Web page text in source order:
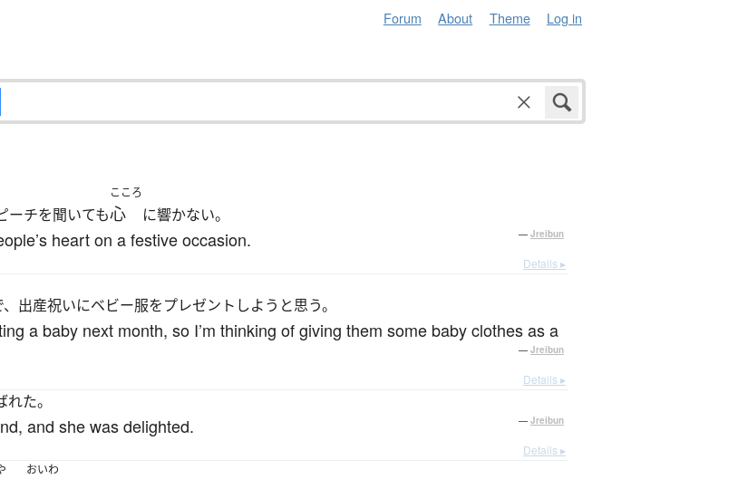
Forum About Theme Log in
ーチを聞いても
こころ
心 に響かない。
heart on a festive occasion. — Jreibun
Details ▸
出産祝いにベビー服をプレゼントしようと思う。
a baby next month, so I’m thinking of giving them some baby clothes as a
— Jreibun
Details ▸
た。
and she was delighted. — Jreibun
Details ▸
おいわ